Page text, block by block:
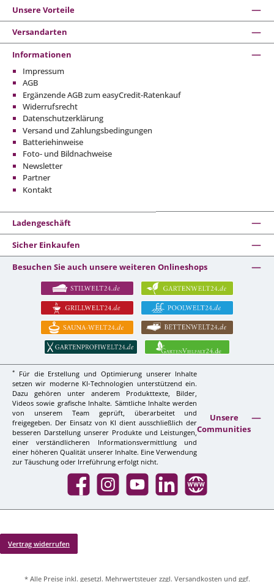
Unsere Vorteile
Versandarten
Informationen
Impressum
AGB
Ergänzende AGB zum easyCredit-Ratenkauf
Widerrufsrecht
Datenschutzerklärung
Versand und Zahlungsbedingungen
Batteriehinweise
Foto- und Bildnachweise
Newsletter
Partner
Kontakt
Ladengeschäft
Sicher Einkaufen
Besuchen Sie auch unsere weiteren Onlineshops
*
Für die Erstellung und Optimierung unserer Inhalte
setzen wir moderne KI-Technologien unterstützend ein.
Dazu gehören unter anderem Produkttexte, Bilder,
Videos sowie grafische Inhalte. Sämtliche Inhalte werden
von unserem Team geprüft, überarbeitet und
freigegeben. Der Einsatz von KI dient ausschließlich der
besseren Darstellung unserer Produkte und Leistungen,
einer verständlicheren Informationsvermittlung und
einer höheren Qualität unserer Inhalte. Eine Verwendung
zur Täuschung oder Irreführung erfolgt nicht.
Unsere
Communities
Facebook InstagramYouTube LinkedIn Website
Vertrag widerrufen
* Alle Preise inkl. gesetzl. Mehrwertsteuer zzgl. Versandkosten und ggf.